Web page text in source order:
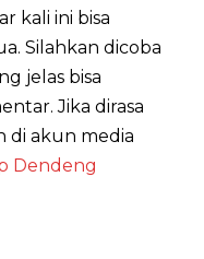
kali ini bisa
Silahkan dicoba
jelas bisa
Jika dirasa
di akun media
Dendeng